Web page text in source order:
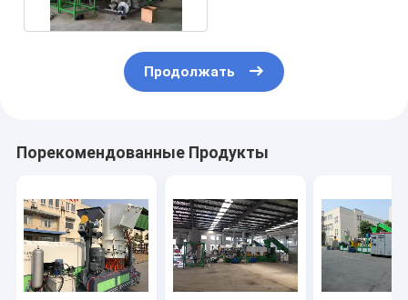
Продолжать
Порекомендованные Продукты